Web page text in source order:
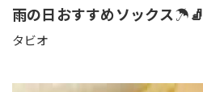
雨の日おすすめソックス☂️🧦
タビオ